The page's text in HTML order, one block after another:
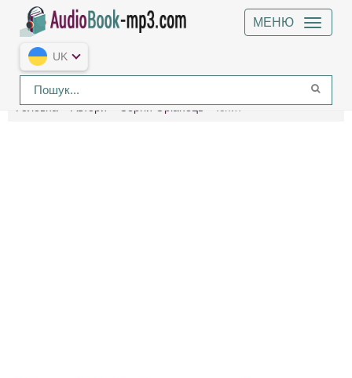
МЕНЮ
UK
Головна Автори Сергій Оріанець Іспит